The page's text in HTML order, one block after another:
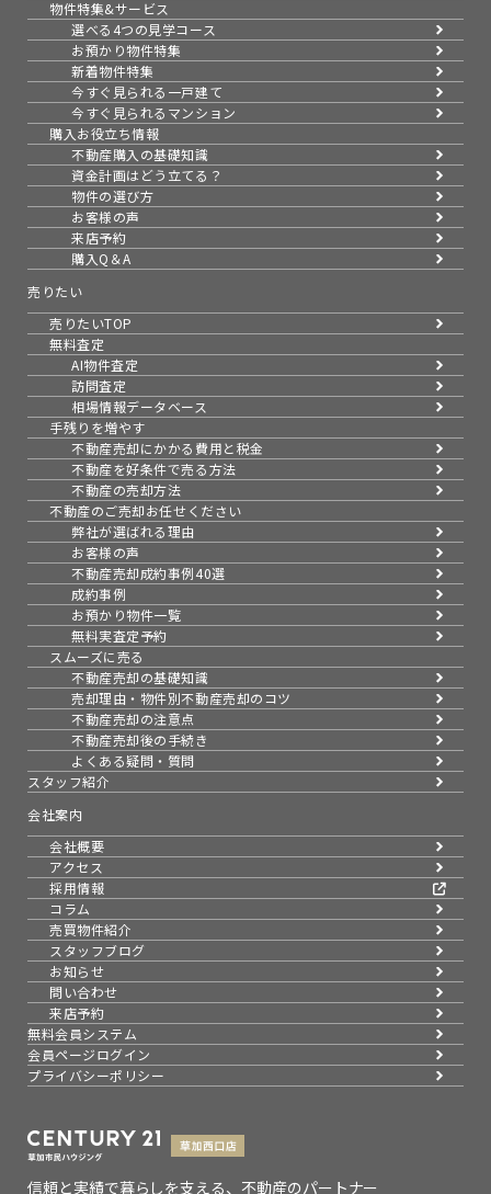
物件特集&サービス
選べる4つの見学コース
お預かり物件特集
新着物件特集
今すぐ見られる一戸建て
今すぐ見られるマンション
購入お役立ち情報
不動産購入の基礎知識
資金計画はどう立てる？
物件の選び方
お客様の声
来店予約
購入Q＆A
売りたい
売りたいTOP
無料査定
AI物件査定
訪問査定
相場情報データベース
手残りを増やす
不動産売却にかかる費用と税金
不動産を好条件で売る方法
不動産の売却方法
不動産のご売却お任せください
弊社が選ばれる理由
お客様の声
不動産売却成約事例40選
成約事例
お預かり物件一覧
無料実査定予約
スムーズに売る
不動産売却の基礎知識
売却理由・物件別不動産売却のコツ
不動産売却の注意点
不動産売却後の手続き
よくある疑問・質問
スタッフ紹介
会社案内
会社概要
アクセス
採用情報
コラム
売買物件紹介
スタッフブログ
お知らせ
問い合わせ
来店予約
無料会員システム
会員ページログイン
プライバシーポリシー
信頼と実績で暮らしを支える、不動産のパートナー